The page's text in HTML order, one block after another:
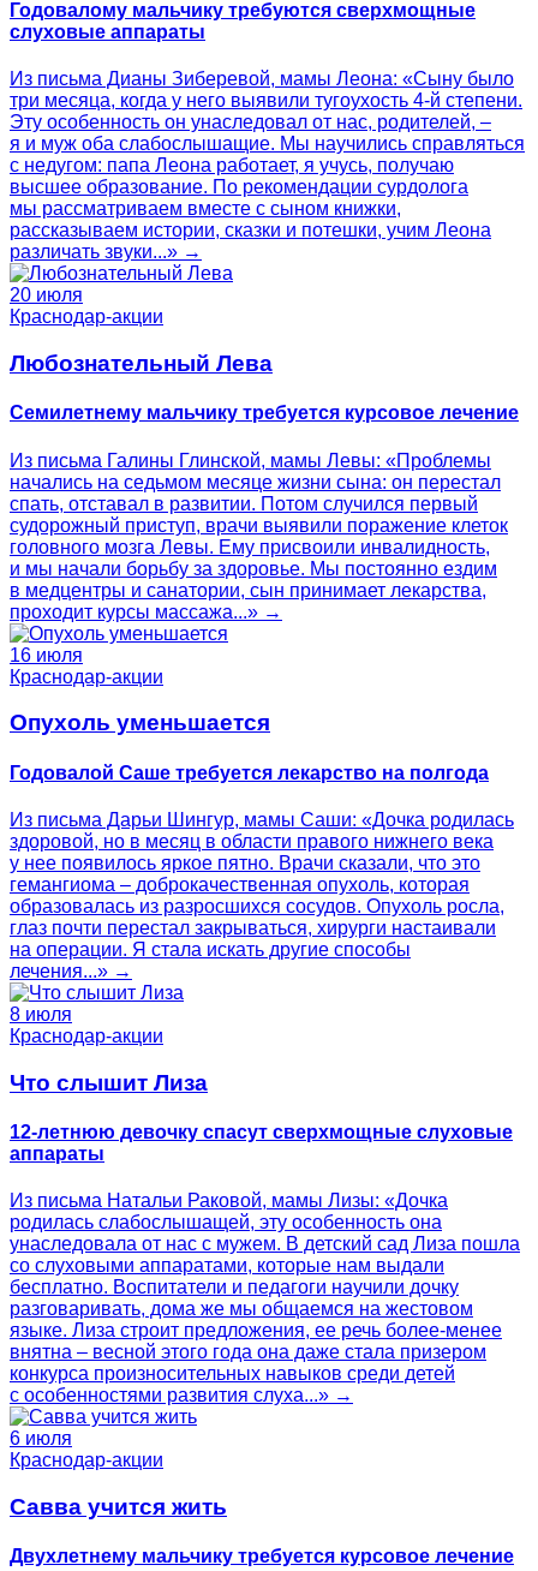
Годовалому мальчику требуются сверхмощные
слуховые аппараты
Из письма Дианы Зиберевой, мамы Леона: «Сыну было
три месяца, когда у него выявили тугоухость 4-й степени.
Эту особенность он унаследовал от нас, родителей, –
я и муж оба слабослышащие. Мы научились справляться
с недугом: папа Леона работает, я учусь, получаю
высшее образование. По рекомендации сурдолога
мы рассматриваем вместе с сыном книжки,
рассказываем истории, сказки и потешки, учим Леона
различать звуки...» →
20 июля
Краснодар-акции
Любознательный Лева
Семилетнему мальчику требуется курсовое лечение
Из письма Галины Глинской, мамы Левы: «Проблемы
начались на седьмом месяце жизни сына: он перестал
спать, отставал в развитии. Потом случился первый
судорожный приступ, врачи выявили поражение клеток
головного мозга Левы. Ему присвоили инвалидность,
и мы начали борьбу за здоровье. Мы постоянно ездим
в медцентры и санатории, сын принимает лекарства,
проходит курсы массажа...» →
16 июля
Краснодар-акции
Опухоль уменьшается
Годовалой Саше требуется лекарство на полгода
Из письма Дарьи Шингур, мамы Саши: «Дочка родилась
здоровой, но в месяц в области правого нижнего века
у нее появилось яркое пятно. Врачи сказали, что это
гемангиома – доброкачественная опухоль, которая
образовалась из разросшихся сосудов. Опухоль росла,
глаз почти перестал закрываться, хирурги настаивали
на операции. Я стала искать другие способы
лечения...» →
8 июля
Краснодар-акции
Что слышит Лиза
12-летнюю девочку спасут сверхмощные слуховые
аппараты
Из письма Натальи Раковой, мамы Лизы: «Дочка
родилась слабослышащей, эту особенность она
унаследовала от нас с мужем. В детский сад Лиза пошла
со слуховыми аппаратами, которые нам выдали
бесплатно. Воспитатели и педагоги научили дочку
разговаривать, дома же мы общаемся на жестовом
языке. Лиза строит предложения, ее речь более-менее
внятна – весной этого года она даже стала призером
конкурса произносительных навыков среди детей
с особенностями развития слуха...» →
6 июля
Краснодар-акции
Савва учится жить
Двухлетнему мальчику требуется курсовое лечение